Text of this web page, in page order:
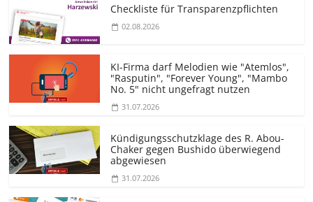
Checkliste für Transparenz­pflichten
02.08.2026
KI-Firma darf Melodien wie "Atemlos",
"Rasputin", "Forever Young", "Mambo
No. 5" nicht ungefragt nutzen
31.07.2026
Kündigungs­schutzklage des R. Abou-
Chaker gegen Bushido überwiegend
abgewiesen
31.07.2026